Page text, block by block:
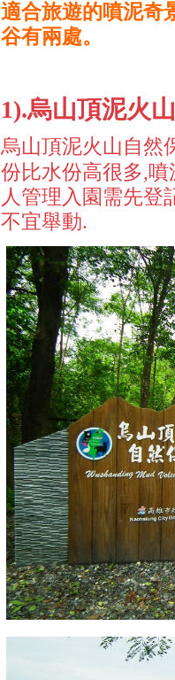
適合旅遊的噴泥奇
谷有兩處。
1).烏山頂泥火
烏山頂泥火山自然
份比水份高很多,
人管理入園需先登
不宜舉動.